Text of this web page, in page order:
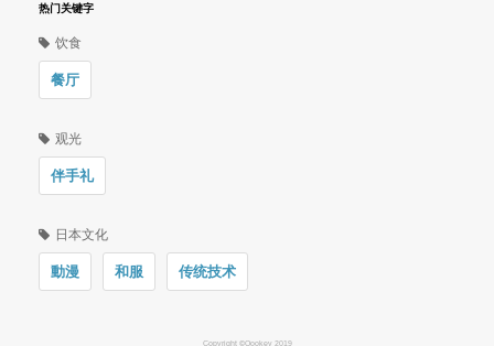
热门关键字
饮食
餐厅
观光
伴手礼
日本文化
動漫 和服 传统技术
Copyright ©Oookey 2019